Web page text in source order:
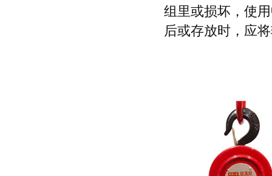
组里或损坏，使
后或存放时，应